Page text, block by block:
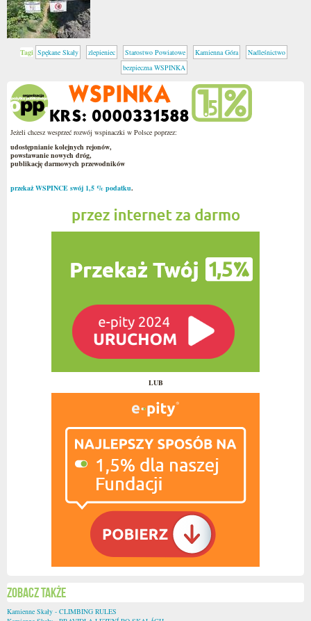
Tagi Spękane Skały zlepieniec Starostwo Powiatowe Kamienna Góra
Nadleśnictwo
bezpieczna WSPINKA
Jeżeli chcesz wesprzeć rozwój wspinaczki w Polsce poprzez:
udostępnianie kolejnych rejonów,
powstawanie nowych dróg,
publikację darmowych przewodników
przekaż WSPINCE swój 1,5 % podatku.
LUB
Zobacz także
Kamienne Skały - CLIMBING RULES